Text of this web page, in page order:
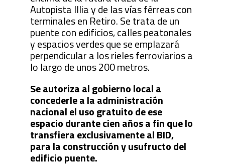
Autopista Illia y de las vías férreas con
terminales en Retiro. Se trata de un
puente con edificios, calles peatonales
y espacios verdes que se emplazará
perpendicular a los rieles ferroviarios a
lo largo de unos 200 metros.
Se autoriza al gobierno local a
concederle a la administración
nacional el uso gratuito de ese
espacio durante cien años a fin que lo
transfiera exclusivamente al BID,
para la construcción y usufructo del
edificio puente.